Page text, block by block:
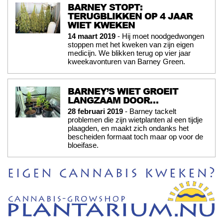
BARNEY STOPT:
TERUGBLIKKEN OP 4 JAAR
WIET KWEKEN
14 maart 2019 - Hij moet noodgedwongen
stoppen met het kweken van zijn eigen
medicijn. We blikken terug op vier jaar
kweekavonturen van Barney Green.
BARNEY’S WIET GROEIT
LANGZAAM DOOR…
28 februari 2019 - Barney tackelt
problemen die zijn wietplanten al een tijdje
plaagden, en maakt zich ondanks het
bescheiden formaat toch maar op voor de
bloeifase.